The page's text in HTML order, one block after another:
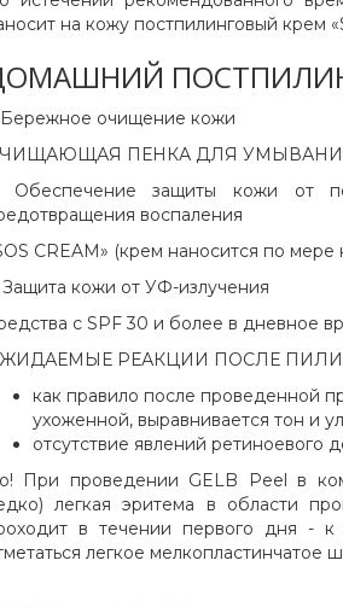
на кожу постпилинговый крем
Бережное очищение кожи
ПЕНКА ДЛЯ УМЫВАНИЯ
Обеспечение защиты кожи от
воспаления
CREAM» (крем наносится по
Защита кожи от УФ-излучения
с SPF 30 и более в дневное
РЕАКЦИИ ПОСЛЕ
как правило после проведенной
ухоженной, выравнивается тон и
отсутствие явлений ретиноевого
При проведении GELB Peel в
легкая эритема в области
в течении первого дня -
легкое мелкопластинчатое